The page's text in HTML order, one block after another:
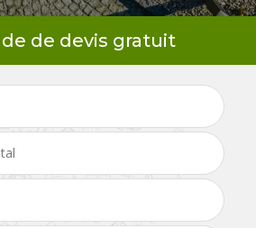
de devis gratuit